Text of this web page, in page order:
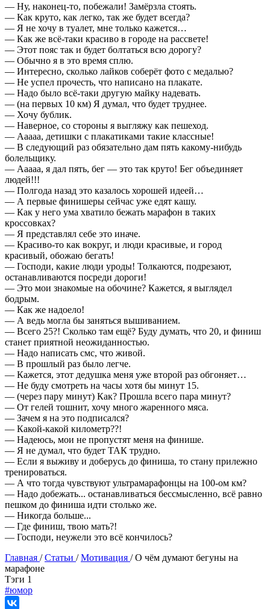
— Ну, наконец-то, побежали! Замёрзла стоять.
— Как круто, как легко, так же будет всегда?
— Я не хочу в туалет, мне только кажется…
— Как же всё-таки красиво в городе на рассвете!
— Этот пояс так и будет болтаться всю дорогу?
— Обычно я в это время сплю.
— Интересно, сколько лайков соберёт фото с медалью?
— Не успел прочесть, что написано на плакате.
— Надо было всё-таки другую майку надевать.
— (на первых 10 км) Я думал, что будет труднее.
— Хочу бублик.
— Наверное, со стороны я выгляжу как пешеход.
— Ааааа, детишки с плакатиками такие классные!
— В следующий раз обязательно дам пять какому-нибудь
болельщику.
— Ааааа, я дал пять, бег — это так круто! Бег объединяет
людей!!!
— Полгода назад это казалось хорошей идеей…
— А первые финишеры сейчас уже едят кашу.
— Как у него ума хватило бежать марафон в таких
кроссовках?
— Я представлял себе это иначе.
— Красиво-то как вокруг, и люди красивые, и город
красивый, обожаю бегать!
— Господи, какие люди уроды! Толкаются, подрезают,
останавливаются посреди дороги!
— Это мои знакомые на обочине? Кажется, я выглядел
бодрым.
— Как же надоело!
— А ведь могла бы заняться вышиванием.
— Всего 25?! Сколько там ещё? Буду думать, что 20, и финиш
станет приятной неожиданностью.
— Надо написать смс, что живой.
— В прошлый раз было легче.
— Кажется, этот дедушка меня уже второй раз обгоняет…
— Не буду смотреть на часы хотя бы минут 15.
— (через пару минут) Как? Прошла всего пара минут?
— От гелей тошнит, хочу много жаренного мяса.
— Зачем я на это подписался?
— Какой-какой километр??!
— Надеюсь, мои не пропустят меня на финише.
— Я не думал, что будет ТАК трудно.
— Если я выживу и доберусь до финиша, то стану прилежно
тренироваться.
— А что тогда чувствуют ультрамарафонцы на 100-ом км?
— Надо добежать... останавливаться бессмысленно, всё равно
пешком до финиша идти столько же.
— Никогда больше...
— Где финиш, твою мать?!
— Господи, неужели это всё кончилось?
Главная /Статьи /Мотивация /О чём думают бегуны на
марафоне
Tэги 1
#юмор